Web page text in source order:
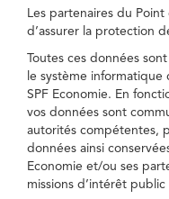
Les partenaires du
d’assurer la protection
Toutes ces données
le système
SPF Economie. En
vos données sont
autorités compétentes,
données ainsi
Economie et/ou ses
missions d’intérêt public